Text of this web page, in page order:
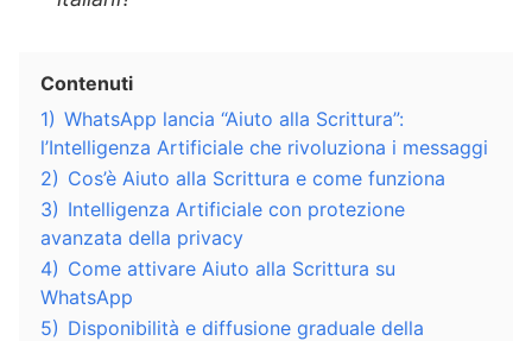
Contenuti
1) WhatsApp lancia “Aiuto alla Scrittura”:
l’Intelligenza Artificiale che rivoluziona i messaggi
2) Cos’è Aiuto alla Scrittura e come funziona
3) Intelligenza Artificiale con protezione
avanzata della privacy
4) Come attivare Aiuto alla Scrittura su
WhatsApp
5) Disponibilità e diffusione graduale della